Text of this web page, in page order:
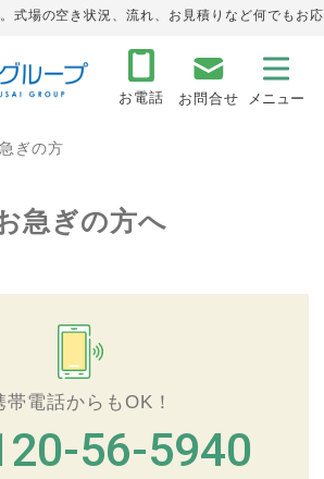
式場の空き状況、流れ、お見積りなど何でもお
お電話 お問合せ
ぎの方
急ぎの方へ
帯電話からもOK！
56-5940